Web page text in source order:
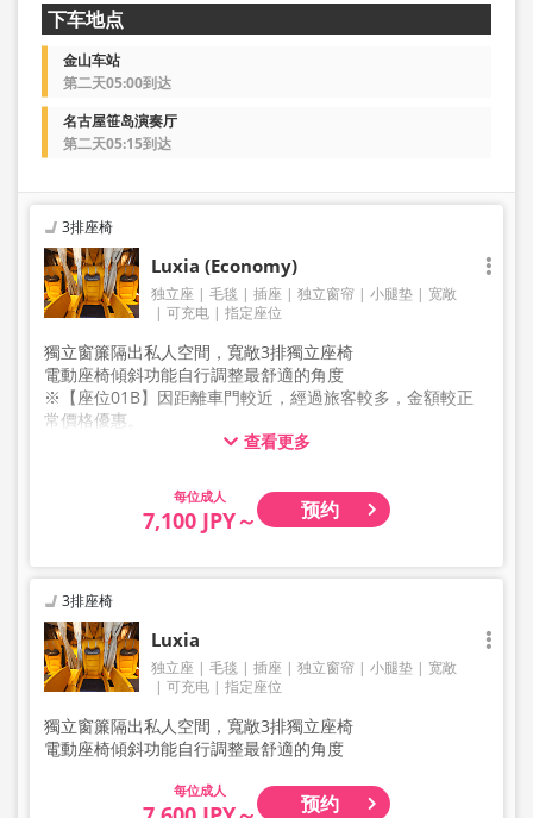
下车地点
金山车站
第二天05:00到达
名古屋笹岛演奏厅
第二天05:15到达
3排座椅
Luxia (Economy)
独立座 毛毯 插座 独立窗帘 小腿垫
宽敞
可充电
指定座位
獨立窗簾隔出私人空間，寬敞3排獨立座椅
電動座椅傾斜功能自行調整最舒適的角度
※【座位01B】因距離車門較近，經過旅客較多，金額較正
常價格優惠。
※【座位07C】因距離緊急逃生口較近，座椅傾斜角度較為
查看更多
成人
7,100 JPY～ 预约
3排座椅
Luxia
独立座 毛毯 插座 独立窗帘 小腿垫
宽敞
可充电
指定座位
獨立窗簾隔出私人空間，寬敞3排獨立座椅
電動座椅傾斜功能自行調整最舒適的角度
成人
预约